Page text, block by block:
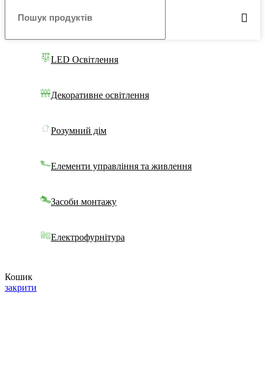
LED Освітлення
Декоративне освітлення
Розумний дім
Елементи управління та живлення
Засоби монтажу
Електрофурнітура
Кошик
закрити